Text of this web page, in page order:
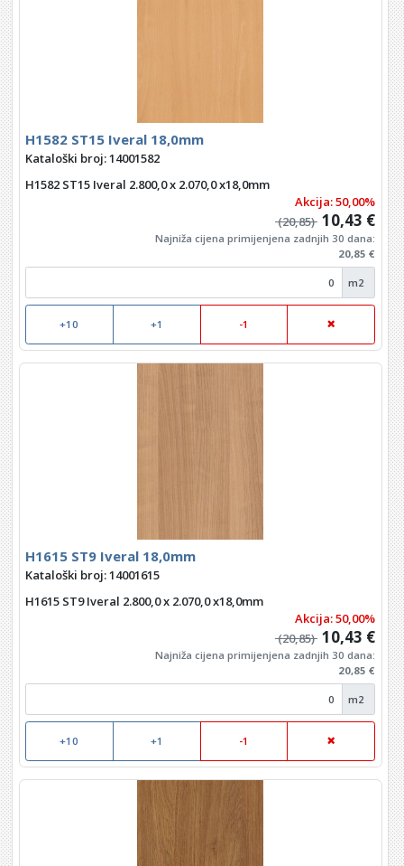
H1582 ST15 Iveral 18,0mm
Kataloški broj: 14001582
H1582 ST15 Iveral 2.800,0 x 2.070,0 x18,0mm
Akcija: 50,00%
(20,85) 10,43 €
Najniža cijena primijenjena zadnjih 30 dana:
20,85 €
m2
+10 +1 -1
H1615 ST9 Iveral 18,0mm
Kataloški broj: 14001615
H1615 ST9 Iveral 2.800,0 x 2.070,0 x18,0mm
Akcija: 50,00%
(20,85) 10,43 €
Najniža cijena primijenjena zadnjih 30 dana:
20,85 €
m2
+10 +1 -1